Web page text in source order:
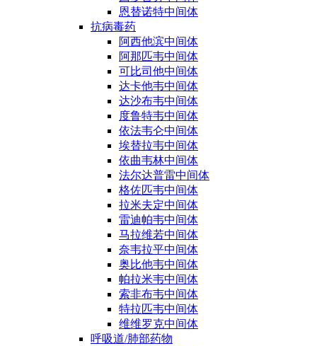
恩替诺特中间体
抗病毒药
阿西他滨中间体
阿那匹韦中间体
可比司他中间体
达卡他韦中间体
达沙布韦中间体
度鲁特韦中间体
依法韦仑中间体
埃替拉韦中间体
依曲韦林中间体
法尔达普雷中间体
格佐匹韦中间体
拉米夫定中间体
雷迪帕韦中间体
马拉维若中间体
奈韦拉平中间体
奥比他韦中间体
帕拉米韦中间体
索非布韦中间体
特拉匹韦中间体
维维罗克中间体
呼吸道/肺部药物